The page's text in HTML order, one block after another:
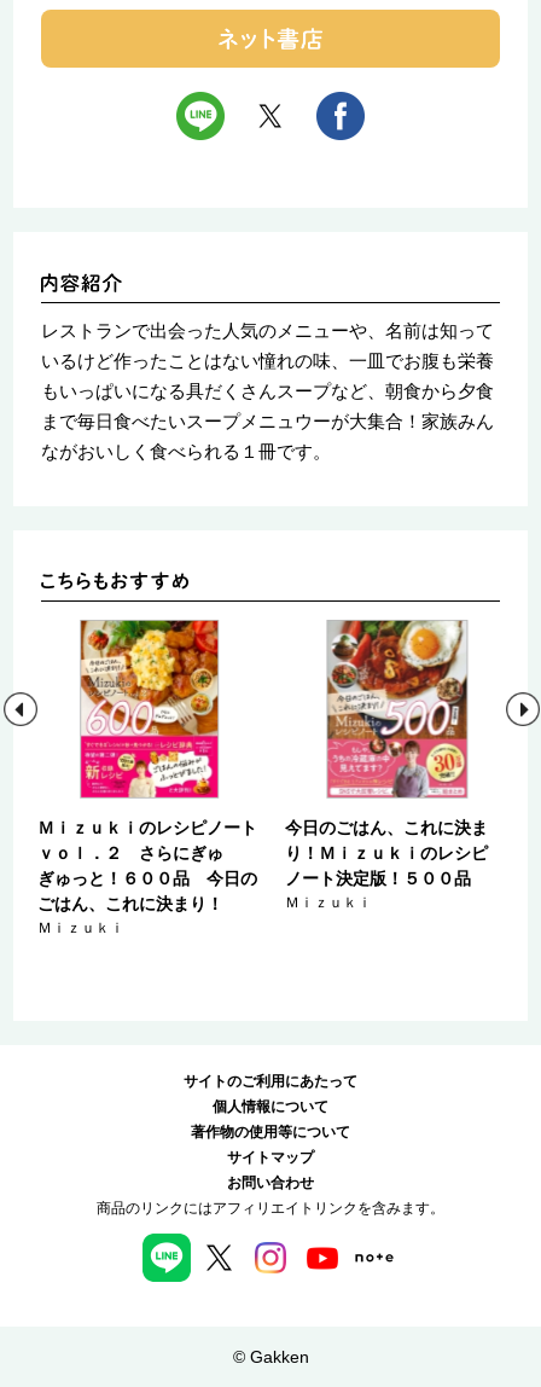
レストランで出会った人気のメニューや、名前は知って
いるけど作ったことはない憧れの味、一皿でお腹も栄養
もいっぱいになる具だくさんスープなど、朝食から夕食
まで毎日食べたいスープメニュウーが大集合！家族みん
ながおいしく食べられる１冊です。
Ｍｉｚｕｋｉのレシピノート
ｖｏｌ．２ さらにぎゅ
ぎゅっと！６００品 今日の
ごはん、これに決まり！
Ｍｉｚｕｋｉ
今日のごはん、これに決ま
り！Ｍｉｚｕｋｉのレシピ
ノート決定版！５００品
Ｍｉｚｕｋｉ
サイトのご利用にあたって
個人情報について
著作物の使用等について
サイトマップ
お問い合わせ
商品のリンクにはアフィリエイトリンクを含みます。
© Gakken